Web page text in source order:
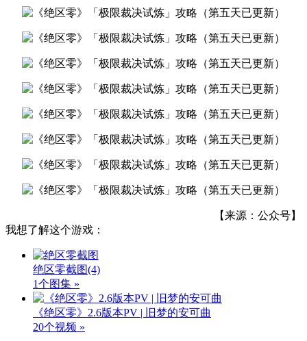
【来源：公众号】
我想了解这个游戏：
绝区零截图(4)
1个图集 »
《绝区零》2.6版本PV | 旧梦的安可曲
20个视频 »